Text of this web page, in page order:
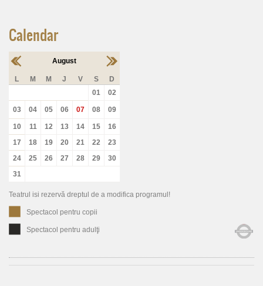
Calendar
August
L M M J V S
D
01
02
03 04 05 06 07 08 09
10 11 12 13 14 15
16
17
18 19 20 21 22
23
24
25 26 27 28 29
30
31
Teatrul isi rezervă dreptul de a modifica programul!
Spectacol pentru copii
Spectacol pentru adulţi